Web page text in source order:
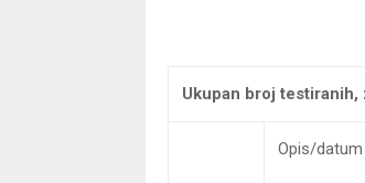
Ukupan broj
Opis/datum